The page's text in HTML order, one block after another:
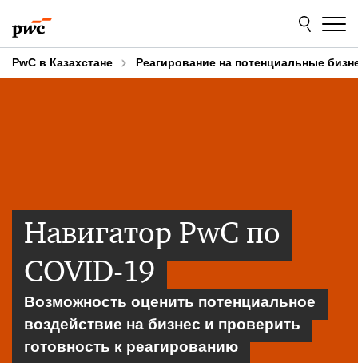
to
content
to
footer
PwC в Казахстане Реагирование на потенциальные
Навигатор PwC по
COVID-19
Возможность оценить потенциальное
воздействие на бизнес и проверить
готовность к реагированию